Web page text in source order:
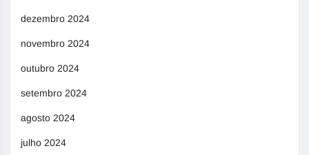
dezembro 2024
novembro 2024
outubro 2024
setembro 2024
agosto 2024
julho 2024